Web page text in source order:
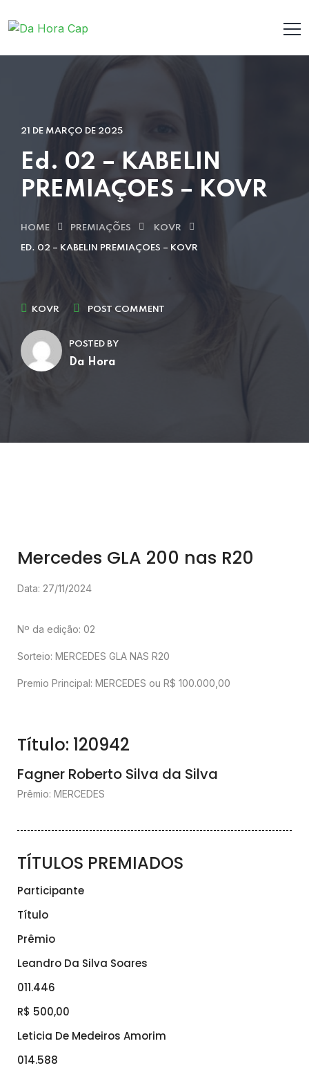
21 DE MARÇO DE 2025
Ed. 02 – KABELIN
PREMIAÇOES – KOVR
HOME PREMIAÇÕES KOVR
ED. 02 – KABELIN PREMIAÇOES – KOVR
KOVR POST COMMENT
POSTED BY
Da Hora
Mercedes GLA 200 nas R20
Data: 27/11/2024
Nº da edição: 02
Sorteio: MERCEDES GLA NAS R20
Premio Principal: MERCEDES ou R$ 100.000,00
Título: 120942
Fagner Roberto Silva da Silva
Prêmio: MERCEDES
TÍTULOS PREMIADOS
Participante
Título
Prêmio
Leandro Da Silva Soares
011.446
R$ 500,00
Leticia De Medeiros Amorim
014.588